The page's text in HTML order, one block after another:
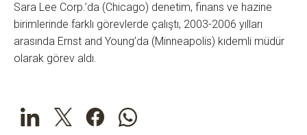
Sara Lee Corp.’da (Chicago) denetim, finans ve hazine
birimlerinde farklı görevlerde çalıştı, 2003-2006 yılları
arasında Ernst and Young’da (Minneapolis) kıdemli müdür
olarak görev aldı.